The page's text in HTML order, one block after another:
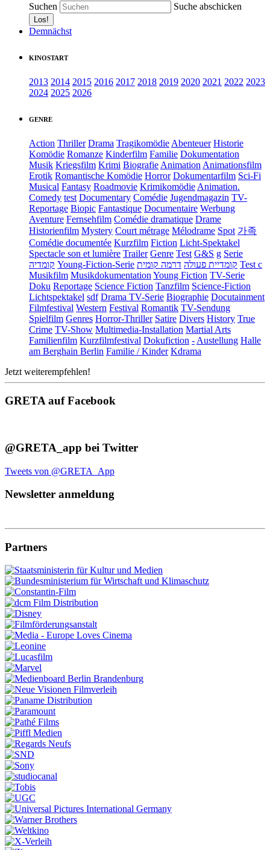
Suchen Suche abschicken
Demnächst
KINOSTART
2013 2014 2015 2016 2017 2018 2019 2020 2021 2022 2023
2024 2025 2026
GENRE
Action Thriller Drama Tragikomödie Abenteuer Historie
Komödie Romanze Kinderfilm Familie Dokumentation
Musik Kriegsfilm Krimi Biografie Animation Animationsfilm
Erotik Romantische Komödie Horror Dokumentarfilm Sci-Fi
Musical Fantasy Roadmovie Krimikomödie Animation.
Comedy test Documentary Comédie Jugendmagazin TV-
Reportage Biopic Fantastique Documentaire Werbung
Aventure Fernsehfilm Comédie dramatique Drame
Historienfilm Mystery Court métrage Mélodrame Spot 가족
Comédie documentée Kurzfilm Fiction Licht-Spektakel
Spectacle son et lumière Trailer Genre Test G&S g Serie
קומדיה Young-Fiction-Serie קומדיית פעולה דרמה קומית
Test c
Musikfilm Musikdokumentation Young Fiction TV-Serie
Doku Reportage Science Fiction Tanzfilm Science-Fiction
Lichtspektakel sdf Drama TV-Serie Biographie Docutainment
Filmfestival Western Festival Romantik TV-Sendung
Spielfilm Genres Horror-Thriller Satire Divers History True
Crime TV-Show Multimedia-Installation Martial Arts
Familienfilm Kurzfilmfestival Dokufiction - Austellung Halle
am Berghain Berlin Familie / Kinder Kdrama
Jetzt weiterempfehlen!
GRETA auf Facebook
@GRETA_app bei Twitter
Tweets von @GRETA_App
Newsletter anmeldung
Partners